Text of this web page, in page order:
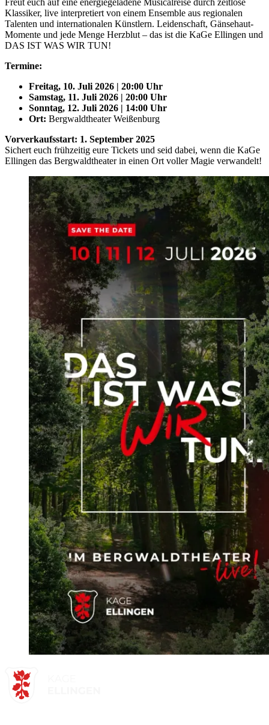
Klassiker, live interpretiert von einem Ensemble aus regionalen
Talenten und internationalen Künstlern. Leidenschaft, Gänsehaut-
Momente und jede Menge Herzblut – das ist die KaGe Ellingen und
DAS IST WAS WIR TUN!
Termine:
Freitag, 10. Juli 2026 | 20:00 Uhr
Samstag, 11. Juli 2026 | 20:00 Uhr
Sonntag, 12. Juli 2026 | 14:00 Uhr
Ort: Bergwaldtheater Weißenburg
Vorverkaufsstart: 1. September 2025
Sichert euch frühzeitig eure Tickets und seid dabei, wenn die KaGe
Ellingen das Bergwaldtheater in einen Ort voller Magie verwandelt!